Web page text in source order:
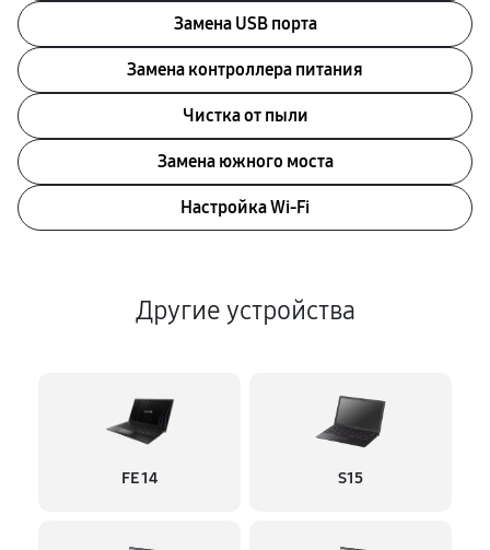
Замена USB порта
Замена контроллера питания
Чистка от пыли
Замена южного моста
Настройка Wi-Fi
Другие устройства
FE 14 S15